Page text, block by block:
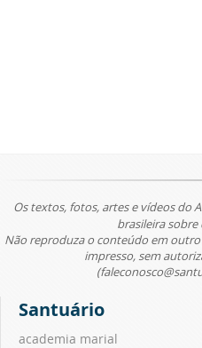
Os textos, fotos, artes e vídeos do
brasileira
Não reproduza o conteúdo em
impresso, sem
Santuário
academia marial